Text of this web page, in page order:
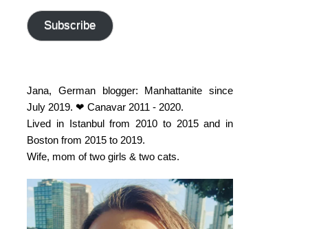
address
Subscribe
Jana, German blogger: Manhattanite since
July 2019. ❤ Canavar 2011 - 2020.
Lived in Istanbul from 2010 to 2015 and in
Boston from 2015 to 2019.
Wife, mom of two girls & two cats.